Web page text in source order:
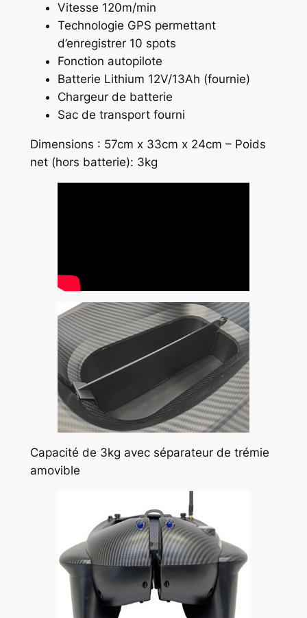
Vitesse 120m/min
Technologie GPS permettant
d’enregistrer 10 spots
Fonction autopilote
Batterie Lithium 12V/13Ah (fournie)
Chargeur de batterie
Sac de transport fourni
Dimensions : 57cm x 33cm x 24cm – Poids
net (hors batterie): 3kg
Capacité de 3kg avec séparateur de trémie
amovible